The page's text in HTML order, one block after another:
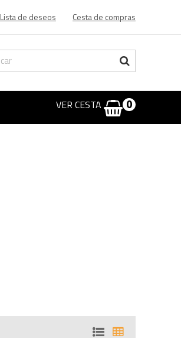
Lista de deseos Cesta de compras
VER CESTA 0